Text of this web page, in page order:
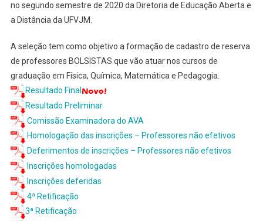
no segundo semestre de 2020 da Diretoria de Educação Aberta e
a Distância da UFVJM.
A seleção tem como objetivo a formação de cadastro de reserva
de professores BOLSISTAS que vão atuar nos cursos de
graduação em Física, Química, Matemática e Pedagogia.
Resultado Final
Resultado Preliminar
Comissão Examinadora do AVA
Homologação das inscrições – Professores não efetivos
Deferimentos de inscrições – Professores não efetivos
Inscrições homologadas
Inscrições deferidas
4ª Retificação
3ª Retificação